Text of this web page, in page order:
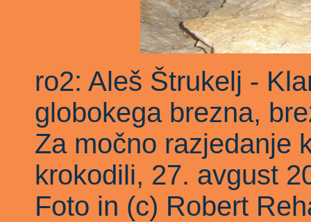
ro2: Aleš Štrukelj -
globokega brezna,
Za močno razjedanje
krokodili, 27. avgust
Foto in (c) Robert